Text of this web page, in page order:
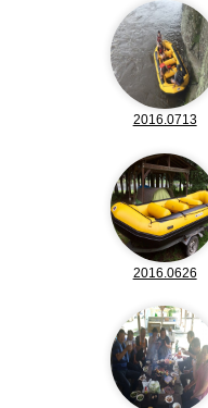
2016.0713
2016.0626